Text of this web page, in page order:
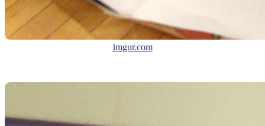
imgur.com